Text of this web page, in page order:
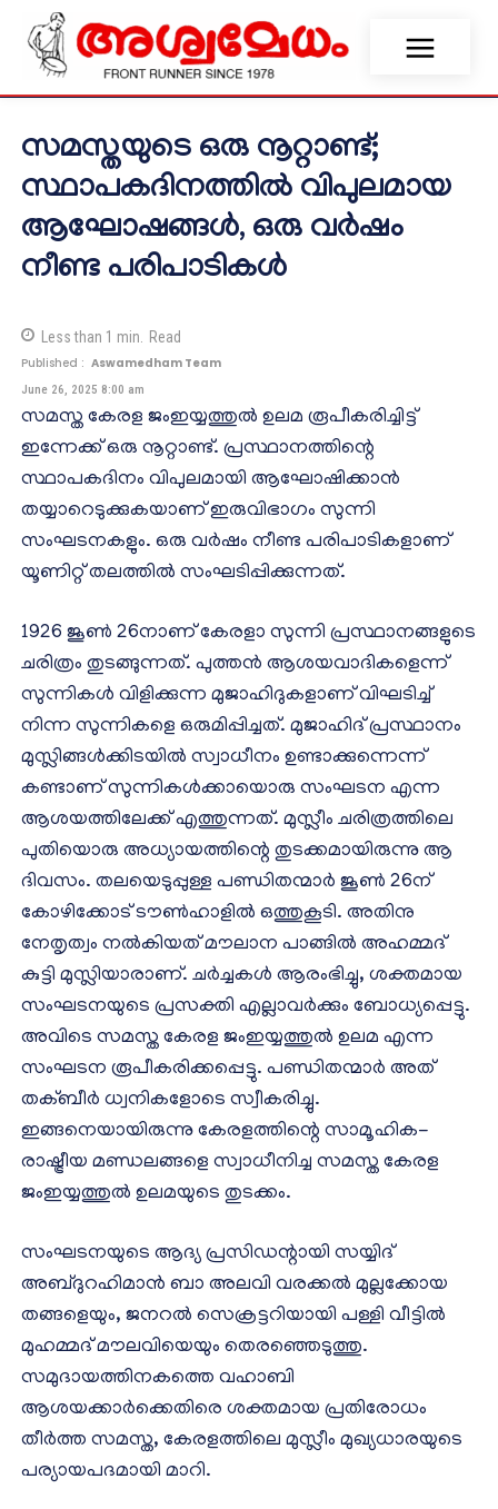
സമസ്തയുടെ ഒരു നൂറ്റാണ്ട്;
സ്ഥാപകദിനത്തില്‍ വിപുലമായ
ആഘോഷങ്ങള്‍, ഒരു വർഷം
നീണ്ട പരിപാടികള്‍
Less than 1 min. Read
Published : Aswamedham Team
June 26, 2025 8:00 am
സമസ്ത കേരള ജംഇയ്യത്തുൽ ഉലമ രൂപീകരിച്ചിട്ട്
ഇന്നേക്ക് ഒരു നൂറ്റാണ്ട്. പ്രസ്ഥാനത്തിന്റെ
സ്ഥാപകദിനം വിപുലമായി ആഘോഷിക്കാൻ
തയ്യാറെടുക്കുകയാണ് ഇരുവിഭാഗം സുന്നി
സംഘടനകളും. ഒരു വർഷം നീണ്ട പരിപാടികളാണ്
യൂണിറ്റ് തലത്തില്‍ സംഘടിപ്പിക്കുന്നത്.
1926 ജൂൺ 26നാണ് കേരളാ സുന്നി പ്രസ്ഥാനങ്ങളുടെ
ചരിത്രം തുടങ്ങുന്നത്. പുത്തൻ ആശയവാദികളെന്ന്
സുന്നികൾ വിളിക്കുന്ന മുജാഹിദുകളാണ് വിഘടിച്ച്
നിന്ന സുന്നികളെ ഒരുമിപ്പിച്ചത്. മുജാഹിദ് പ്രസ്ഥാനം
മുസ്ലിങ്ങൾക്കിടയിൽ സ്വാധീനം ഉണ്ടാക്കുന്നെന്ന്
കണ്ടാണ് സുന്നികൾക്കായൊരു സംഘടന എന്ന
ആശയത്തിലേക്ക് എത്തുന്നത്. മുസ്ലീം ചരിത്രത്തിലെ
പുതിയൊരു അധ്യായത്തിന്റെ തുടക്കമായിരുന്നു ആ
ദിവസം. തലയെടുപ്പുള്ള പണ്ഡിതന്മാർ ജൂൺ 26ന്
കോഴിക്കോട് ടൗൺഹാളിൽ ഒത്തുകൂടി. അതിനു
നേതൃത്വം നൽകിയത് മൗലാന പാങ്ങിൽ അഹമ്മദ്
കുട്ടി മുസ്ലിയാരാണ്. ചർച്ചകൾ ആരംഭിച്ചു, ശക്തമായ
സംഘടനയുടെ പ്രസക്തി എല്ലാവർക്കും ബോധ്യപ്പെട്ടു.
അവിടെ സമസ്ത കേരള ജംഇയ്യത്തുൽ ഉലമ എന്ന
സംഘടന രൂപീകരിക്കപ്പെട്ടു. പണ്ഡിതന്മാർ അത്
തക്ബീർ ധ്വനികളോടെ സ്വീകരിച്ചു.
ഇങ്ങനെയായിരുന്നു കേരളത്തിന്റെ സാമൂഹിക-
രാഷ്ട്രീയ മണ്ഡലങ്ങളെ സ്വാധീനിച്ച സമസ്ത കേരള
ജംഇയ്യത്തുൽ ഉലമയുടെ തുടക്കം.
സംഘടനയുടെ ആദ്യ പ്രസിഡന്റായി സയ്യിദ്
അബ്ദുറഹിമാൻ ബാ അലവി വരക്കൽ മുല്ലക്കോയ
തങ്ങളെയും, ജനറൽ സെക്രട്ടറിയായി പള്ളി വീട്ടിൽ
മുഹമ്മദ് മൗലവിയെയും തെരഞ്ഞെടുത്തു.
സമുദായത്തിനകത്തെ വഹാബി
ആശയക്കാർക്കെതിരെ ശക്തമായ പ്രതിരോധം
തീർത്ത സമസ്ത, കേരളത്തിലെ മുസ്ലീം മുഖ്യധാരയുടെ
പര്യായപദമായി മാറി.